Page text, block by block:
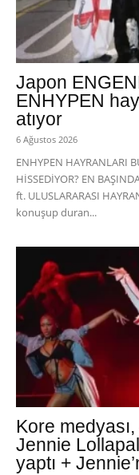
Japon
ENHYPEN
atıyor
6 Ağustos 2026
ENHYPEN HAYRANLARI
HİSSEDİYOR? EN
ft. ULUSLARARASI
konuşup duran...
Kore
Jennie
yaptı +